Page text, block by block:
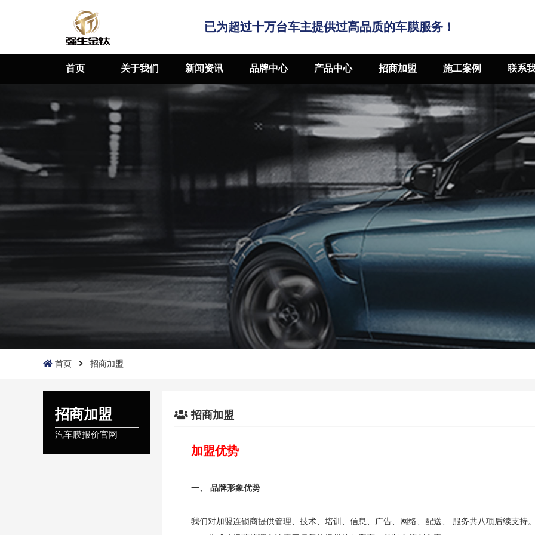
已为超过十万台车主提供过高品质的车膜服务！
首页 关于我们 新闻资讯 品牌中心 产品中心 招商加盟 施工案例 联系
首页 招商加盟
招商加盟
汽车膜报价官网
招商加盟
加盟优势
一、 品牌形象优势
我们对加盟连锁商提供管理、技术、培训、信息、广告、网络、配送、 服务共八项后续支持